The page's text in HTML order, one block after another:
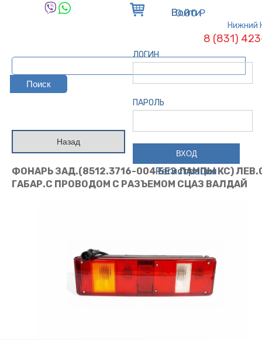
Нижний
8 (831)
Войти
ЛОГИН
ПАРОЛЬ
Регистрация
0.00 Р
Назад
ФОНАРЬ ЗАД.(8512.3716-004 БЕЗ ЛАМПЫ КС)
ГАБАР.С ПРОВОДОМ С РАЗЪЕМОМ СЦАЗ ВАЛДАЙ